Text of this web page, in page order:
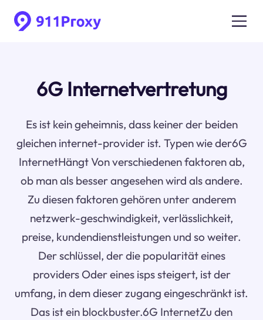
6G Internetvertretung
Es ist kein geheimnis, dass keiner der beiden
gleichen internet-provider ist. Typen wie der6G
InternetHängt Von verschiedenen faktoren ab,
ob man als besser angesehen wird als andere.
Zu diesen faktoren gehören unter anderem
netzwerk-geschwindigkeit, verlässlichkeit,
preise, kundendienstleistungen und so weiter.
Der schlüssel, der die popularität eines
providers Oder eines isps steigert, ist der
umfang, in dem dieser zugang eingeschränkt ist.
Das ist ein blockbuster.6G InternetZu den